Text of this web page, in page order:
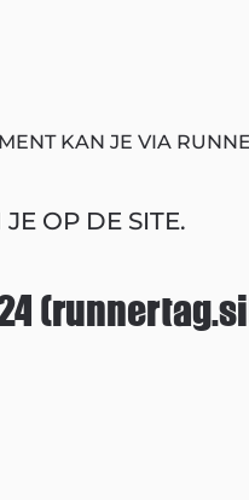
KAN JE VIA
OP DE SITE.